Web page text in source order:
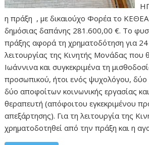
η πράξη , με δικαιούχο Φορέα το ΚΕΘΕΑ
δημόσιας δαπάνης 281.600,00 €. Το
πράξης αφορά τη χρηματοδότηση για 24
λειτουργίας της Κινητής Μονάδας που
Ιωάννινα και συγκεκριμένα τη
προσωπικού, ήτοι ενός ψυχολόγου, δύο
δύο αποφοίτων κοινωνικής εργασίας
θεραπευτή (απόφοιτου εγκεκριμένου
απεξάρτησης). Για τη λειτουργία της
χρηματοδοτηθεί από την πράξη και η